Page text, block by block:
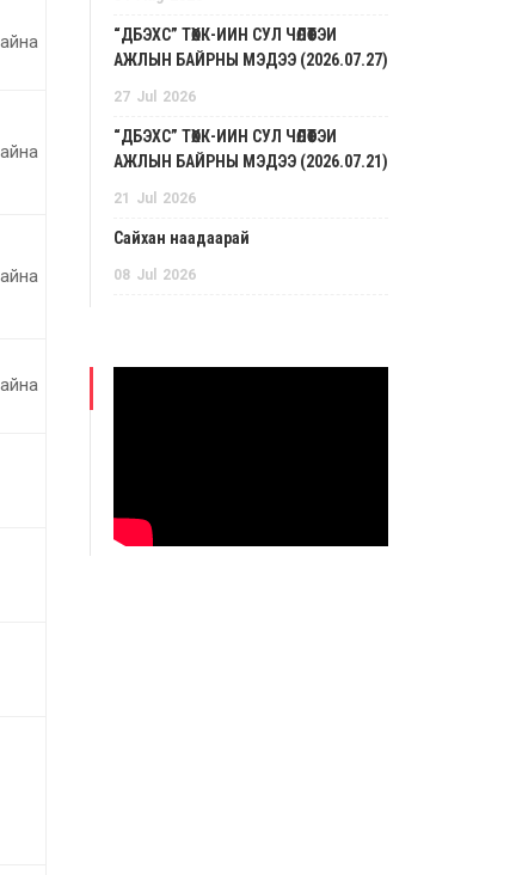
“ДБЭХС” ТӨХК-ИЙН СУЛ ЧӨЛӨӨТЭЙ
АЖЛЫН БАЙРНЫ МЭДЭЭ (2026.07.27)
27 Jul 2026
“ДБЭХС” ТӨХК-ИЙН СУЛ ЧӨЛӨӨТЭЙ
АЖЛЫН БАЙРНЫ МЭДЭЭ (2026.07.21)
21 Jul 2026
Сайхан наадаарай
08 Jul 2026